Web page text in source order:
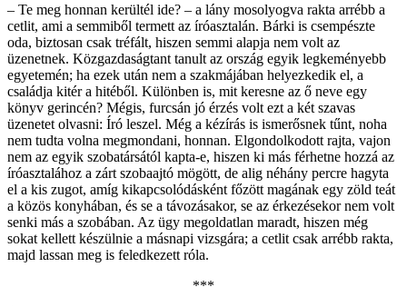
– Te meg honnan kerültél ide? – a lány mosolyogva rakta arrébb a
cetlit, ami a semmiből termett az íróasztalán. Bárki is csempészte
oda, biztosan csak tréfált, hiszen semmi alapja nem volt az
üzenetnek. Közgazdaságtant tanult az ország egyik legkeményebb
egyetemén; ha ezek után nem a szakmájában helyezkedik el, a
családja kitér a hitéből. Különben is, mit keresne az ő neve egy
könyv gerincén? Mégis, furcsán jó érzés volt ezt a két szavas
üzenetet olvasni: Író leszel. Még a kézírás is ismerősnek tűnt, noha
nem tudta volna megmondani, honnan. Elgondolkodott rajta, vajon
nem az egyik szobatársától kapta-e, hiszen ki más férhetne hozzá az
íróasztalához a zárt szobaajtó mögött, de alig néhány percre hagyta
el a kis zugot, amíg kikapcsolódásként főzött magának egy zöld teát
a közös konyhában, és se a távozásakor, se az érkezésekor nem volt
senki más a szobában. Az ügy megoldatlan maradt, hiszen még
sokat kellett készülnie a másnapi vizsgára; a cetlit csak arrébb rakta,
majd lassan meg is feledkezett róla.
***